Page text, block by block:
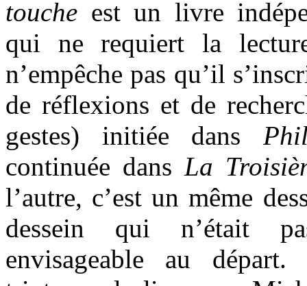
touche est un livre
qui ne requiert la
n’empêche pas qu’il
de réflexions et de
gestes) initiée dans
continuée dansLa
l’autre, c’est un même
dessein qui n’était
envisageable au